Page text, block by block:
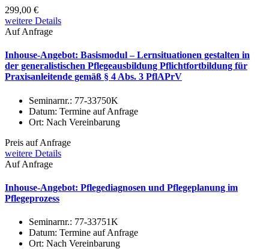
299,00 €
weitere Details
Auf Anfrage
Inhouse-Angebot: Basismodul – Lernsituationen gestalten in
der generalistischen Pflegeausbildung Pflichtfortbildung für
Praxisanleitende gemäß § 4 Abs. 3 PflAPrV
Seminarnr.: 77-33750K
Datum: Termine auf Anfrage
Ort: Nach Vereinbarung
Preis auf Anfrage
weitere Details
Auf Anfrage
Inhouse-Angebot: Pflegediagnosen und Pflegeplanung im
Pflegeprozess
Seminarnr.: 77-33751K
Datum: Termine auf Anfrage
Ort: Nach Vereinbarung